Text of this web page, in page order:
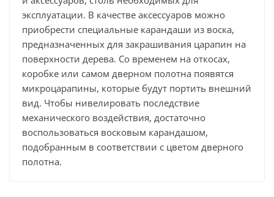
эксплуатации. В качестве аксессуаров можно
приобрести специальные карандаши из воска,
предназначенных для закрашивания царапин на
поверхности дерева. Со временем на откосах,
коробке или самом дверном полотна появятся
микроцарапины, которые будут портить внешний
вид. Чтобы нивелировать последствие
механического воздействия, достаточно
воспользоваться восковым карандашом,
подобранным в соответствии с цветом дверного
полотна.